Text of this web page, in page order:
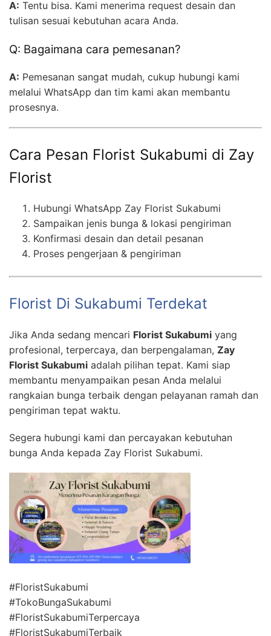
A: Tentu bisa. Kami menerima request desain dan
tulisan sesuai kebutuhan acara Anda.
Q: Bagaimana cara pemesanan?
A: Pemesanan sangat mudah, cukup hubungi kami
melalui WhatsApp dan tim kami akan membantu
prosesnya.
Cara Pesan Florist Sukabumi di Zay
Florist
Hubungi WhatsApp Zay Florist Sukabumi
Sampaikan jenis bunga & lokasi pengiriman
Konfirmasi desain dan detail pesanan
Proses pengerjaan & pengiriman
Florist Di Sukabumi Terdekat
Jika Anda sedang mencari Florist Sukabumi yang
profesional, terpercaya, dan berpengalaman, Zay
Florist Sukabumi adalah pilihan tepat. Kami siap
membantu menyampaikan pesan Anda melalui
rangkaian bunga terbaik dengan pelayanan ramah dan
pengiriman tepat waktu.
Segera hubungi kami dan percayakan kebutuhan
bunga Anda kepada Zay Florist Sukabumi.
#FloristSukabumi
#TokoBungaSukabumi
#FloristSukabumiTerpercaya
#FloristSukabumiTerbaik